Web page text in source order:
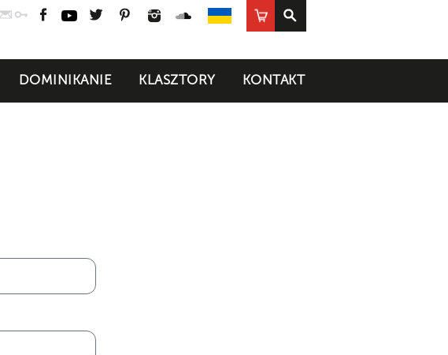
PocztaLogowanie
Facebook
YouTubeTwitterPinterestInstagramSoundCloud
UA
Sklep
KONTAKT
KLASZTORY
DOMINIKANIE